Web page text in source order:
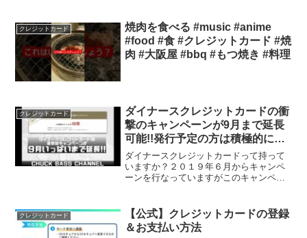
ットカードを止め、着信拒否すると…💥
思わずスカッとする...
クレジットカード
焼肉を食べる #music #anime
#food #食 #クレジットカード #焼
肉 #大阪屋 #bbq #もつ焼き #料理
クレジットカード
ダイナースクレジットカードの衝
撃のキャンペーンが9月まで延長
可能!!発行予定の方は積極的に狙
っていきましょう!最大６６２０
０ANAマイル獲得可能です!!
ダイナースクレジットカードって持って
いますか？２０１９年６月からキャンペ
ーンを行なっていますがこのキャンペー
れから発行を予定されている方は積極的
に狙っていきましょう !...
クレジットカード
【公式】クレジットカードの登録
＆お支払い方法